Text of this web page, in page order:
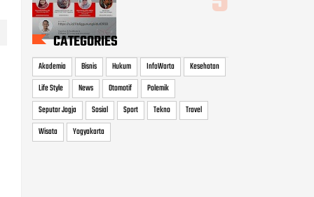
CATEGORIES
Akademia Bisnis Hukum InfoWarta
Kesehatan
Life Style
News Otomotif
Polemik
Seputar Jogja
Sosial Sport Tekno
Travel
Wisata
Yogyakarta